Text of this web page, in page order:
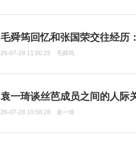
毛舜筠回忆和张国荣交往经历
26-07-28 11:00:25 毛舜筠
袁一琦谈丝芭成员之间的人际
26-07-28 10:58:28 袁一琦